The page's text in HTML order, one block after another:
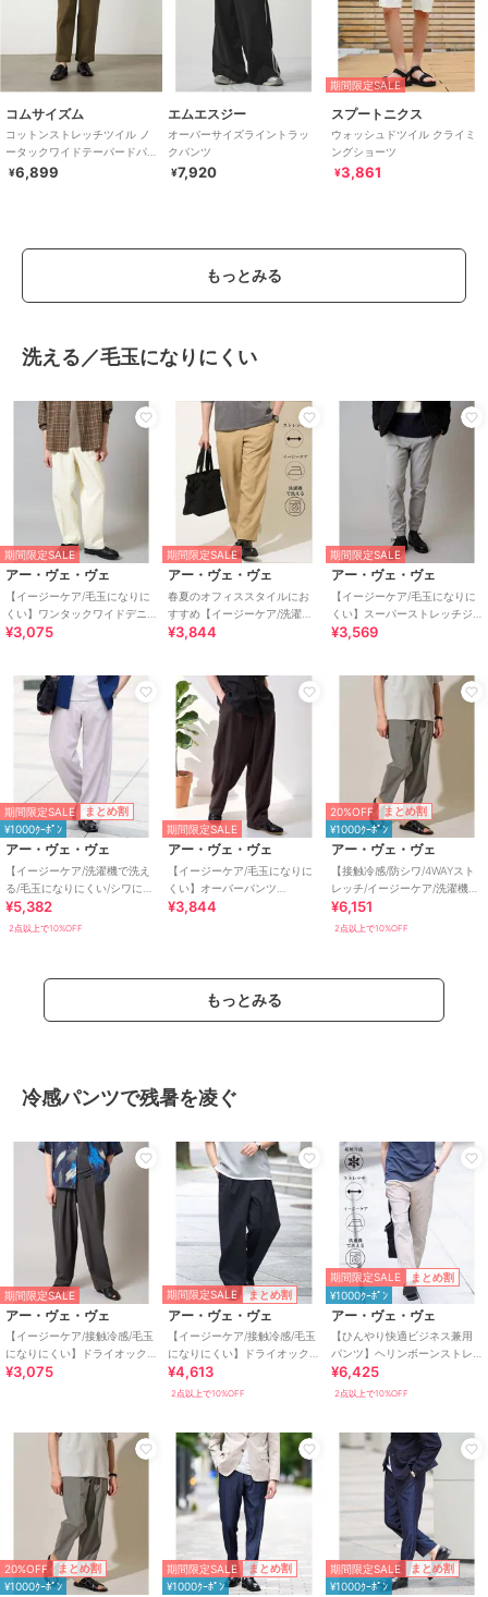
コムサイズム
コットンストレッチツイル ノ
ータックワイドテーパードパ
ンツ
¥6,899
エムエスジー
オーバーサイズライントラッ
クパンツ
¥7,920
期間限定SALE
スプートニクス
ウォッシュドツイル クライミ
ングショーツ
¥3,861
もっとみる
洗える／毛玉になりにくい
期間限定SALE
アー・ヴェ・ヴェ
【イージーケア/毛玉になりに
くい】ワンタックワイドデニ
ムスラックス【ストレッチ/洗
¥3,075
期間限定SALE
アー・ヴェ・ヴェ
春夏のオフィススタイルにお
すすめ【イージーケア/洗濯機
で洗える/毛玉になりにくい/ス
¥3,844
期間限定SALE
アー・ヴェ・ヴェ
【イージーケア/毛玉になりに
くい】スーパーストレッチジ
ョガーパンツ【洗濯機で洗え
¥3,569
期間限定SALE まとめ割
¥1000ｸｰﾎﾟﾝ
アー・ヴェ・ヴェ
【イージーケア/洗濯機で洗え
る/毛玉になりにくい/シワにな
りにくい/ストレッチ】カチオ
ンスラブツイス
¥5,382
2点以上で10%OFF
期間限定SALE
アー・ヴェ・ヴェ
【イージーケア/毛玉になりに
くい】オーバーパンツ
LANATEC【洗濯機で洗える】
¥3,844
20%OFF まとめ割
¥1000ｸｰﾎﾟﾝ
アー・ヴェ・ヴェ
【接触冷感/防シワ/4WAYスト
レッチ/イージーケア/洗濯機で
洗える/毛玉になりにくい】４
ＷＡＹツイ
¥6,151
2点以上で10%OFF
もっとみる
冷感パンツで残暑を凌ぐ
期間限定SALE
アー・ヴェ・ヴェ
【イージーケア/接触冷感/毛玉
になりにくい】ドライオック
スオーバーパンツ
¥3,075
期間限定SALE まとめ割
アー・ヴェ・ヴェ
【イージーケア/接触冷感/毛玉
になりにくい】ドライオック
スバレルレッグイージーパン
ツ
¥4,613
2点以上で10%OFF
期間限定SALE まとめ割
¥1000ｸｰﾎﾟﾝ
アー・ヴェ・ヴェ
【ひんやり快適ビジネス兼用
パンツ】ヘリンボーンストレ
ッチ５ポケットパンツ【接触
冷感/ストレッチ/シワ
¥6,425
2点以上で10%OFF
20%OFF まとめ割
¥1000ｸｰﾎﾟﾝ
期間限定SALE まとめ割
¥1000ｸｰﾎﾟﾝ
期間限定SALE まとめ割
¥1000ｸｰﾎﾟﾝ